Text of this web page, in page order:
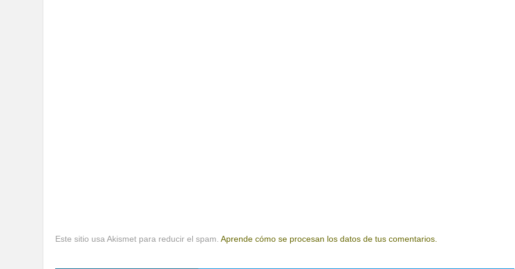
Este sitio usa Akismet para reducir el spam. Aprende cómo se procesan los datos de tus comentarios.